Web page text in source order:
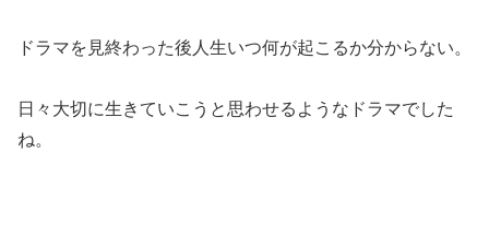
ドラマを見終わった後人生いつ何が起こるか分からない。
日々大切に生きていこうと思わせるようなドラマでした
ね。